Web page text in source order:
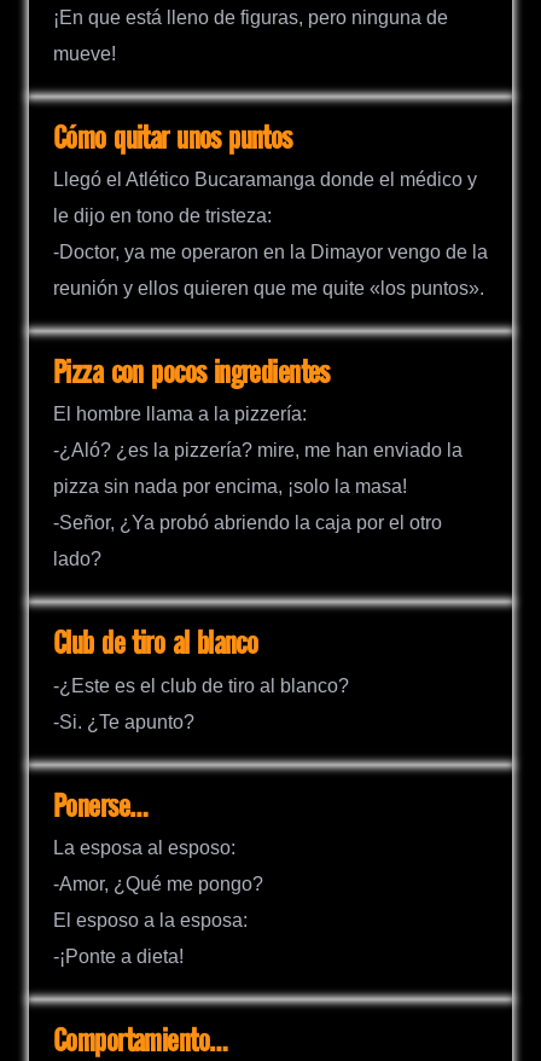
¡En que está lleno de figuras, pero ninguna de
mueve!
Cómo quitar unos puntos
Llegó el Atlético Bucaramanga donde el médico y
le dijo en tono de tristeza:
-Doctor, ya me operaron en la Dimayor vengo de la
reunión y ellos quieren que me quite «los puntos».
Pizza con pocos ingredientes
El hombre llama a la pizzería:
-¿Aló? ¿es la pizzería? mire, me han enviado la
pizza sin nada por encima, ¡solo la masa!
-Señor, ¿Ya probó abriendo la caja por el otro
lado?
Club de tiro al blanco
-¿Este es el club de tiro al blanco?
-Si. ¿Te apunto?
Ponerse…
La esposa al esposo:
-Amor, ¿Qué me pongo?
El esposo a la esposa:
-¡Ponte a dieta!
Comportamiento…